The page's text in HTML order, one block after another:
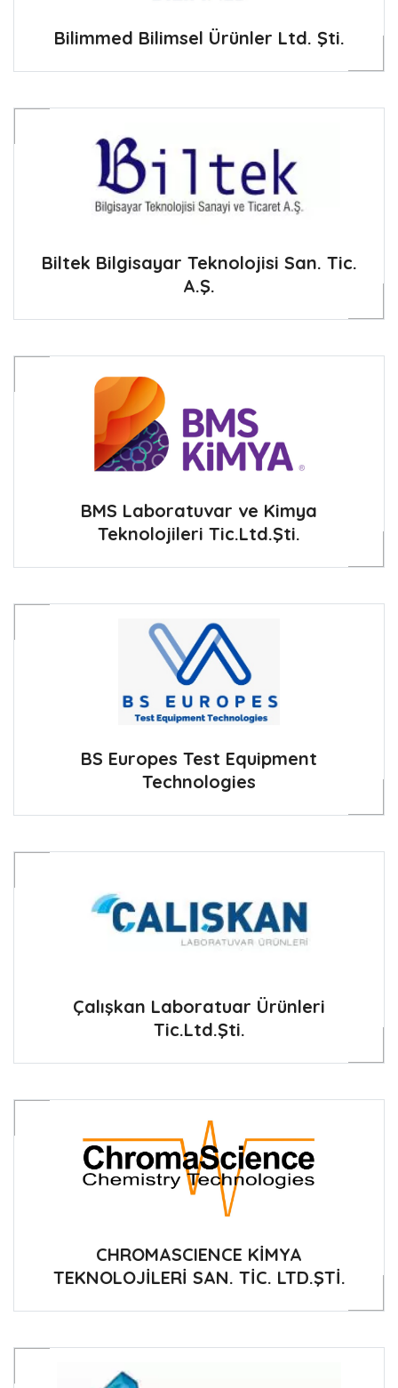
Bilimmed Bilimsel Ürünler Ltd. Şti.
Biltek Bilgisayar Teknolojisi San. Tic.
A.Ş.
BMS Laboratuvar ve Kimya
Teknolojileri Tic.Ltd.Şti.
BS Europes Test Equipment
Technologies
Çalışkan Laboratuar Ürünleri
Tic.Ltd.Şti.
CHROMASCIENCE KİMYA
TEKNOLOJİLERİ SAN. TİC. LTD.ŞTİ.